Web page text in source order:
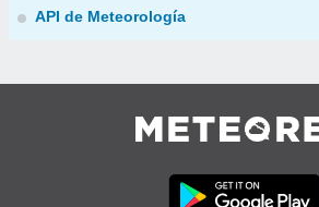
API de Meteorología